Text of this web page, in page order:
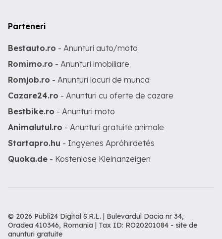
Parteneri
Bestauto.ro - Anunturi auto/moto
Romimo.ro - Anunturi imobiliare
Romjob.ro - Anunturi locuri de munca
Cazare24.ro - Anunturi cu oferte de cazare
Bestbike.ro - Anunturi moto
Animalutul.ro - Anunturi gratuite animale
Startapro.hu - Ingyenes Apróhirdetés
Quoka.de - Kostenlose Kleinanzeigen
© 2026 Publi24 Digital S.R.L. | Bulevardul Dacia nr 34,
Oradea 410346, Romania | Tax ID: RO20201084 - site de
anunturi gratuite